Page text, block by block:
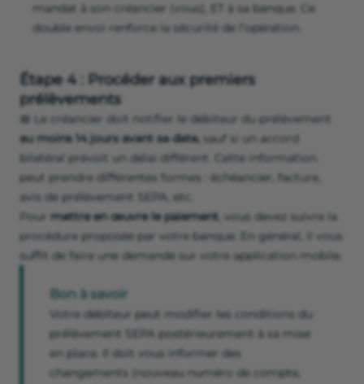
mandat à son créancier (vous), ET à sa banque. Ce
double envoi renforce la sécurité de l’opération.
Étape 4 : Procéder aux premiers
prélèvements
📅 Le créancier doit notifier le débiteur du prélèvement
au moins 14 jours avant sa date, sauf si un accord
bilatéral prévoit un délai différent. Cette information
peut prendre différentes formes : échéancier, facture,
avis de prélèvement SEPA, etc.
Pour mettre en œuvre le paiement , vous devez suivre la
procédure proposée par votre banque. En général, il vous
suffit de faire une demande sur votre application mobile.
Bon à savoir
Votre débiteur peut modifier les conditions du
prélèvement SEPA postérieurement à sa mise
en place. Il doit vous informer des
changements (nouveau numéro de compte,